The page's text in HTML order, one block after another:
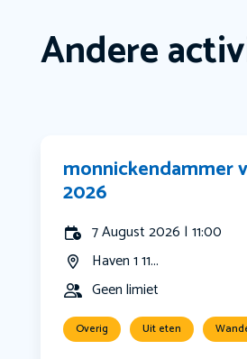
Andere
monnickendammer
2026
7 August 2026 | 11:00
Haven 1 11...
Geen limiet
Overig Uit eten